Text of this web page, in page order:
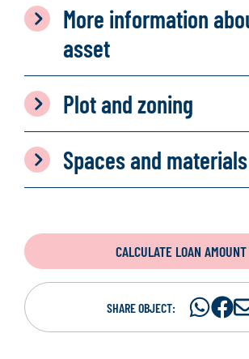
More information
asset
Plot and zoning
Spaces and materials
CALCULATE LOAN AMOUNT
SHARE OBJECT:
ShareShare
S